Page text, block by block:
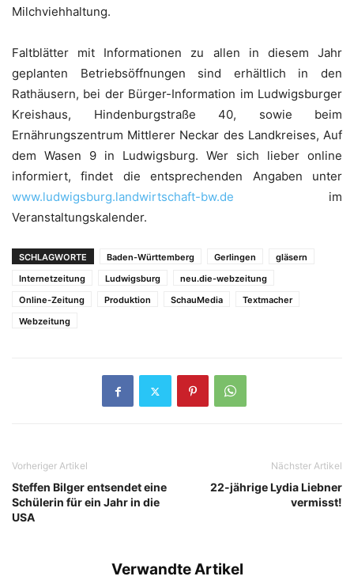
Milchviehhaltung.
Faltblätter mit Informationen zu allen in diesem Jahr
geplanten Betriebsöffnungen sind erhältlich in den
Rathäusern, bei der Bürger-Information im Ludwigsburger
Kreishaus, Hindenburgstraße 40, sowie beim
Ernährungszentrum Mittlerer Neckar des Landkreises, Auf
dem Wasen 9 in Ludwigsburg. Wer sich lieber online
informiert, findet die entsprechenden Angaben unter
www.ludwigsburg.landwirtschaft-bw.de im
Veranstaltungskalender.
SCHLAGWORTE Baden-Württemberg Gerlingen
gläsern
Internetzeitung
Ludwigsburg
neu.die-webzeitung
Online-Zeitung
Produktion SchauMedia
Textmacher
Webzeitung
Vorheriger Artikel
Steffen Bilger entsendet eine
Schülerin für ein Jahr in die
USA
Nächster Artikel
22-jährige Lydia Liebner
vermisst!
Verwandte Artikel